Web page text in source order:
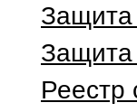
Защита
Защита
Реестр